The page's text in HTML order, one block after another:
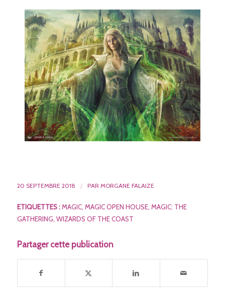
20 SEPTEMBRE 2018 / PAR MORGANE FALAIZE
ETIQUETTES : MAGIC, MAGIC OPEN HOUSE, MAGIC: THE
GATHERING, WIZARDS OF THE COAST
Partager cette publication